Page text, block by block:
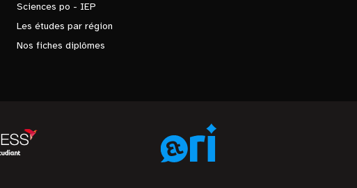
Sciences po - IEP
Les études par région
Nos fiches diplômes